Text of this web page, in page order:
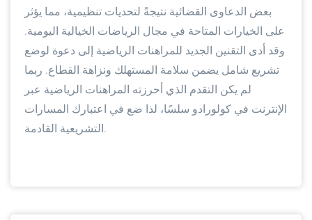
بعض الدعاوى القضائية نتيجةً لتحديات تنظيمية، مما يؤثر
على الخيارات المتاحة في مجال الرياضات الخيالية اليومية.
وقد أدى التقنين الجديد للمراهنات الرياضية إلى دعوة لوضع
تشريع شامل يضمن سلامة المستهلك ونزاهة القطاع. ربما
لم يكن التقدم الذي أحرزته المراهنات الرياضية عبر
الإنترنت في كولورادو سلسًا، لذا ضع في اعتبارك المسارات
التشريعية القادمة.